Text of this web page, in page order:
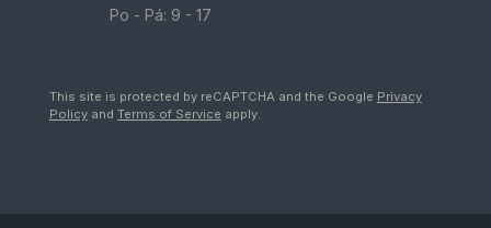
Po - Pá: 9 - 17
This site is protected by reCAPTCHA and the Google Privacy
Policyand Terms of Service apply.